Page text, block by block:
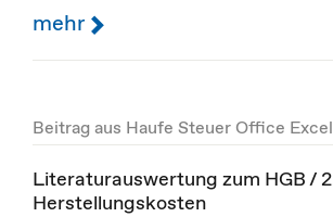
mehr
Beitrag aus Haufe Steuer Office
Literaturauswertung zum HGB /
Herstellungskosten